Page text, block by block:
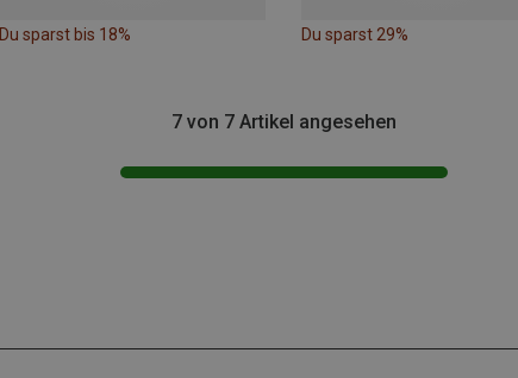
Du sparst bis 18% Du sparst 29%
7 von 7 Artikel angesehen